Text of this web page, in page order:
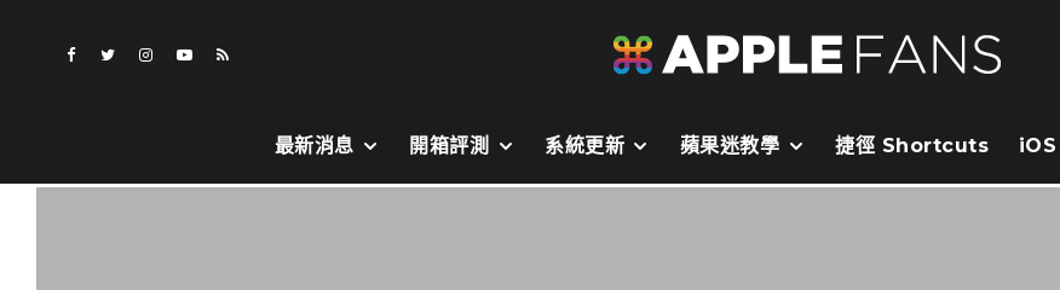
最新消息 開箱評測 系統更新 蘋果迷教學 捷徑 Shortcuts